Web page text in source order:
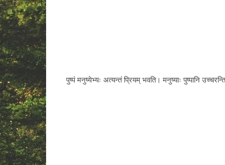
पुष्पं मनुष्येभ्यः अत्यन्तं प्रियम् भवति। मनुष्याः पुष्पानि